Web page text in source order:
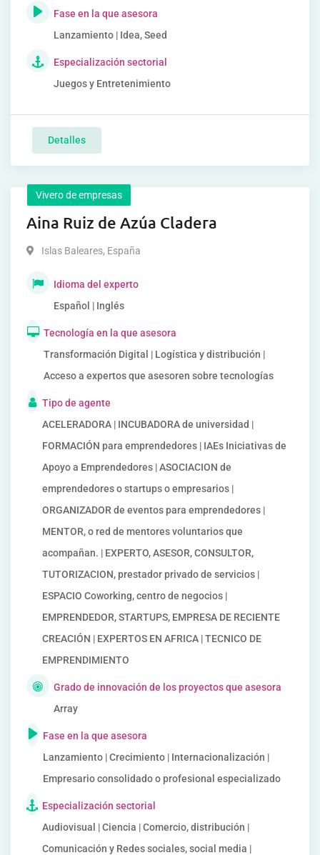
Fase en la que asesora
Lanzamiento | Idea, Seed
Especialización sectorial
Juegos y Entretenimiento
Detalles
Vivero de empresas
Aina Ruiz de Azúa Cladera
Islas Baleares, España
Idioma del experto
Español | Inglés
Tecnología en la que asesora
Transformación Digital | Logística y distribución |
Acceso a expertos que asesoren sobre tecnologías
Tipo de agente
ACELERADORA | INCUBADORA de universidad |
FORMACIÓN para emprendedores | IAEs Iniciativas de
Apoyo a Emprendedores | ASOCIACION de
emprendedores o startups o empresarios |
ORGANIZADOR de eventos para emprendedores |
MENTOR, o red de mentores voluntarios que
acompañan. | EXPERTO, ASESOR, CONSULTOR,
TUTORIZACION, prestador privado de servicios |
ESPACIO Coworking, centro de negocios |
EMPRENDEDOR, STARTUPS, EMPRESA DE RECIENTE
CREACIÓN | EXPERTOS EN AFRICA | TECNICO DE
EMPRENDIMIENTO
Grado de innovación de los proyectos que asesora
Array
Fase en la que asesora
Lanzamiento | Crecimiento | Internacionalización |
Empresario consolidado o profesional especializado
Especialización sectorial
Audiovisual | Ciencia | Comercio, distribución |
Comunicación y Redes sociales, social media |